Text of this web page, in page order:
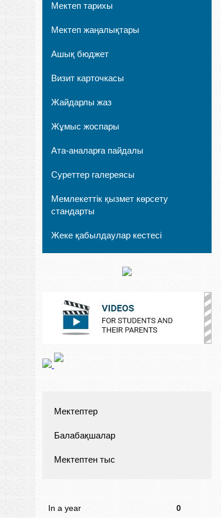
Мектеп тарихы
Мектеп жаңалықтары
Ашық бюджет
Визит карточкасы
Жайдарлы жаз
Жұмыс жоспары
Ата-аналарға пайдалы
Суреттер галереясы
Мемлекеттік қызмет көрсету
стандарты
Жеке қабылдаулар кестесі
Мектептер
Балабақшалар
Мектептен тыс
In a year
0